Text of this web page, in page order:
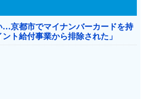
…京都市でマイナンバーカードを持
ト給付事業から排除された」